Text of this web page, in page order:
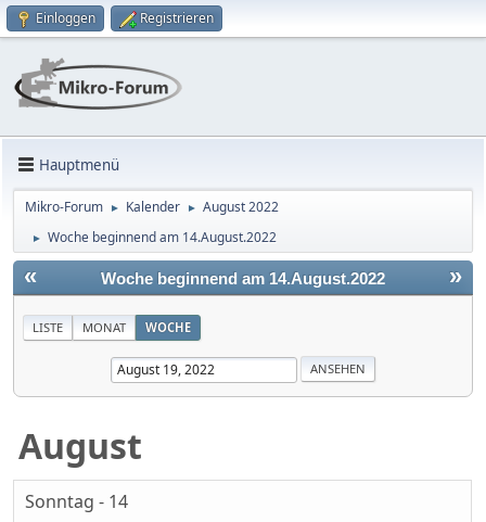
Einloggen Registrieren
Hauptmenü
Mikro-Forum ► Kalender ► August 2022
► Woche beginnend am 14.August.2022
« »
Woche beginnend am 14.August.2022
LISTE MONAT WOCHE
August
Sonntag - 14